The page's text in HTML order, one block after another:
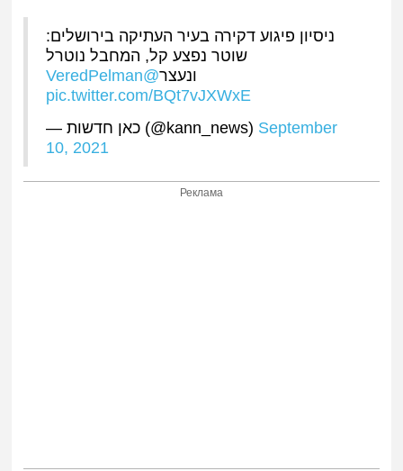
ניסיון פיגוע דקירה בעיר העתיקה בירושלים:
שוטר נפצע קל, המחבל נוטרל
ונעצר@VeredPelman
pic.twitter.com/BQt7vJXWxE
— כאן חדשות (@kann_news) September
10, 2021
Реклама